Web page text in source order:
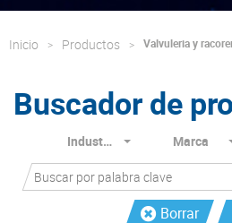
Inicio Productos Valvuleria y
Buscador de
Industria Marca
Borrar